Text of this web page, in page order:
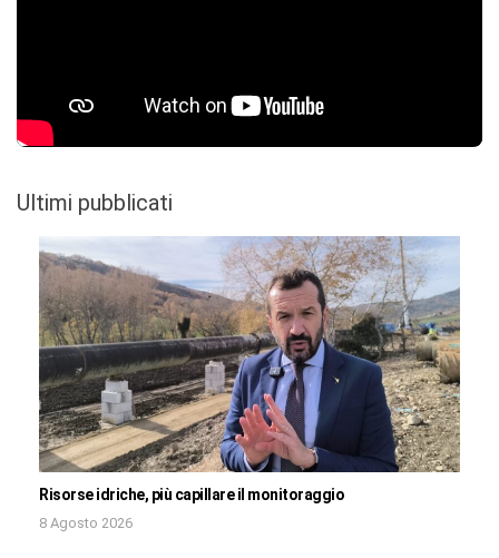
Ultimi pubblicati
Risorse idriche, più capillare il monitoraggio
8 Agosto 2026